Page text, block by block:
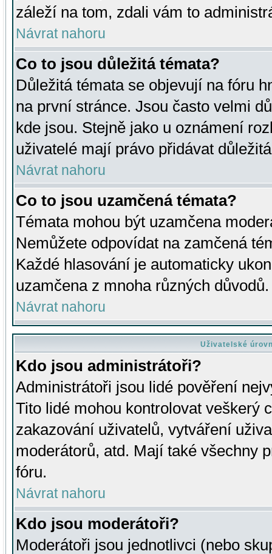
záleží na tom, zdali vám to
Návrat nahoru
Co to jsou důležitá témata?
Důležitá témata se objevují na fóru
na první stránce. Jsou často velmi
kde jsou. Stejně jako u oznámení
uživatelé mají právo přidávat
Návrat nahoru
Co to jsou uzamčená témata?
Témata mohou být uzamčena
Nemůžete odpovídat na zamčená
Každé hlasování je automaticky
uzamčena z mnoha různých důvodů.
Návrat nahoru
Uživatelské
Kdo jsou administrátoři?
Administrátoři jsou lidé pověření
Tito lidé mohou kontrolovat veškerý
zakazování uživatelů, vytváření
moderátorů, atd. Mají také všechny
fóru.
Návrat nahoru
Kdo jsou moderátoři?
Moderátoři jsou jednotlivci (nebo